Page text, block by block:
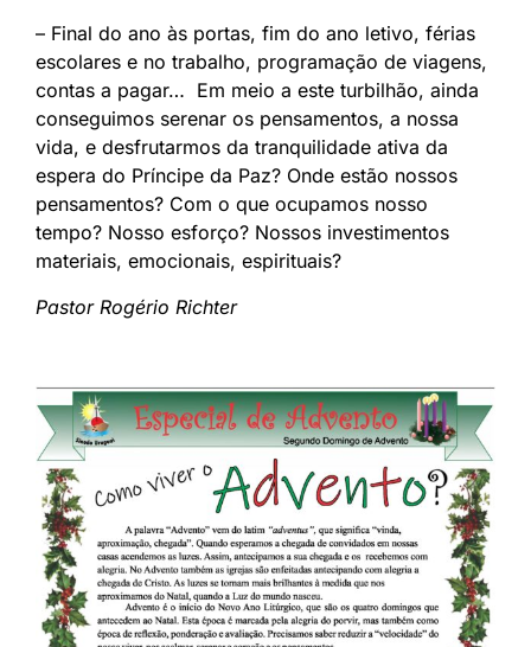
– Final do ano às portas, fim do ano letivo, férias
escolares e no trabalho, programação de viagens,
contas a pagar… Em meio a este turbilhão, ainda
conseguimos serenar os pensamentos, a nossa
vida, e desfrutarmos da tranquilidade ativa da
espera do Príncipe da Paz? Onde estão nossos
pensamentos? Com o que ocupamos nosso
tempo? Nosso esforço? Nossos investimentos
materiais, emocionais, espirituais?
Pastor Rogério Richter